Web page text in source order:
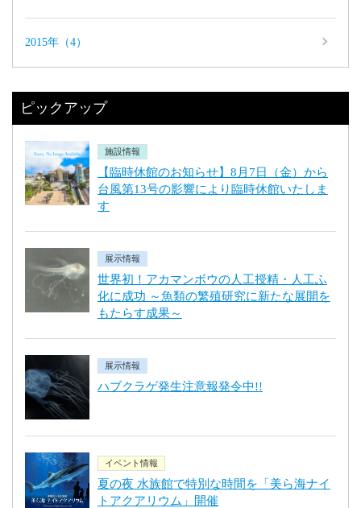
2015年（4）
ピックアップ
施設情報
【臨時休館のお知らせ】8月7日（金）から
台風第13号の影響により臨時休館いたしま
す
展示情報
世界初！アカマンボウの人工授精・人工ふ
化に成功 ～魚類の繁殖研究に新たな展開を
もたらす成果～
展示情報
ハブクラゲ発生注意報発令中!!
イベント情報
夏の夜 水族館で特別な時間を「美ら海ナイ
トアクアリウム」開催